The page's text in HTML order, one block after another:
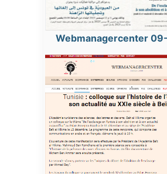
Webmanagercenter